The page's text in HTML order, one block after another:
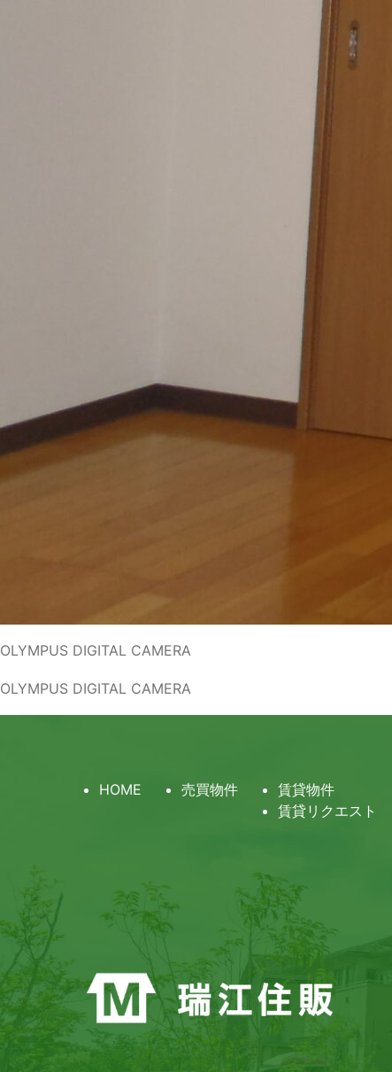
OLYMPUS DIGITAL CAMERA
OLYMPUS DIGITAL CAMERA
HOME 売買物件
賃貸物件
賃貸リクエスト